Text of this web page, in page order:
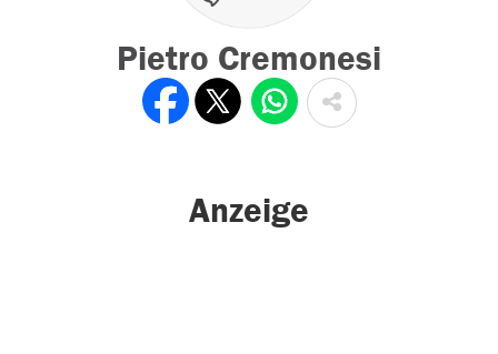
Pietro Cremonesi
Anzeige